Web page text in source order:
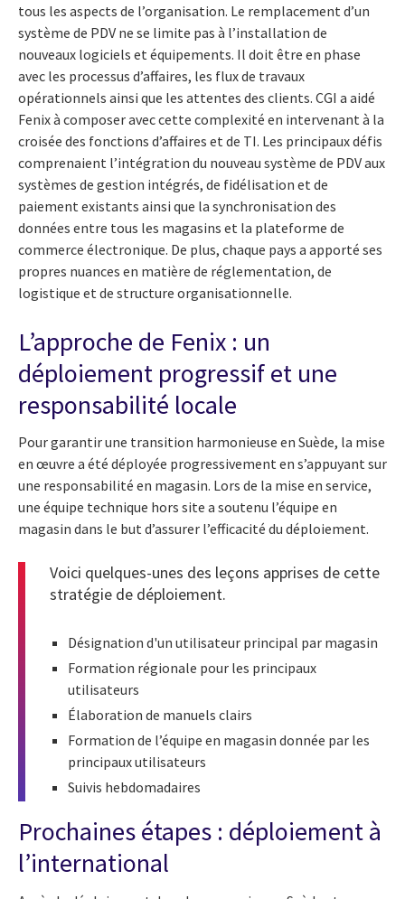
tous les aspects de l’organisation. Le remplacement d’un
système de PDV ne se limite pas à l’installation de
nouveaux logiciels et équipements. Il doit être en phase
avec les processus d’affaires, les flux de travaux
opérationnels ainsi que les attentes des clients. CGI a aidé
Fenix à composer avec cette complexité en intervenant à la
croisée des fonctions d’affaires et de TI. Les principaux défis
comprenaient l’intégration du nouveau système de PDV aux
systèmes de gestion intégrés, de fidélisation et de
paiement existants ainsi que la synchronisation des
données entre tous les magasins et la plateforme de
commerce électronique. De plus, chaque pays a apporté ses
propres nuances en matière de réglementation, de
logistique et de structure organisationnelle.
L’approche de Fenix : un
déploiement progressif et une
responsabilité locale
Pour garantir une transition harmonieuse en Suède, la mise
en œuvre a été déployée progressivement en s’appuyant sur
une responsabilité en magasin. Lors de la mise en service,
une équipe technique hors site a soutenu l’équipe en
magasin dans le but d’assurer l’efficacité du déploiement.
Voici quelques-unes des leçons apprises de cette
stratégie de déploiement.
Désignation d'un utilisateur principal par magasin
Formation régionale pour les principaux
utilisateurs
Élaboration de manuels clairs
Formation de l’équipe en magasin donnée par les
principaux utilisateurs
Suivis hebdomadaires
Prochaines étapes : déploiement à
l’international